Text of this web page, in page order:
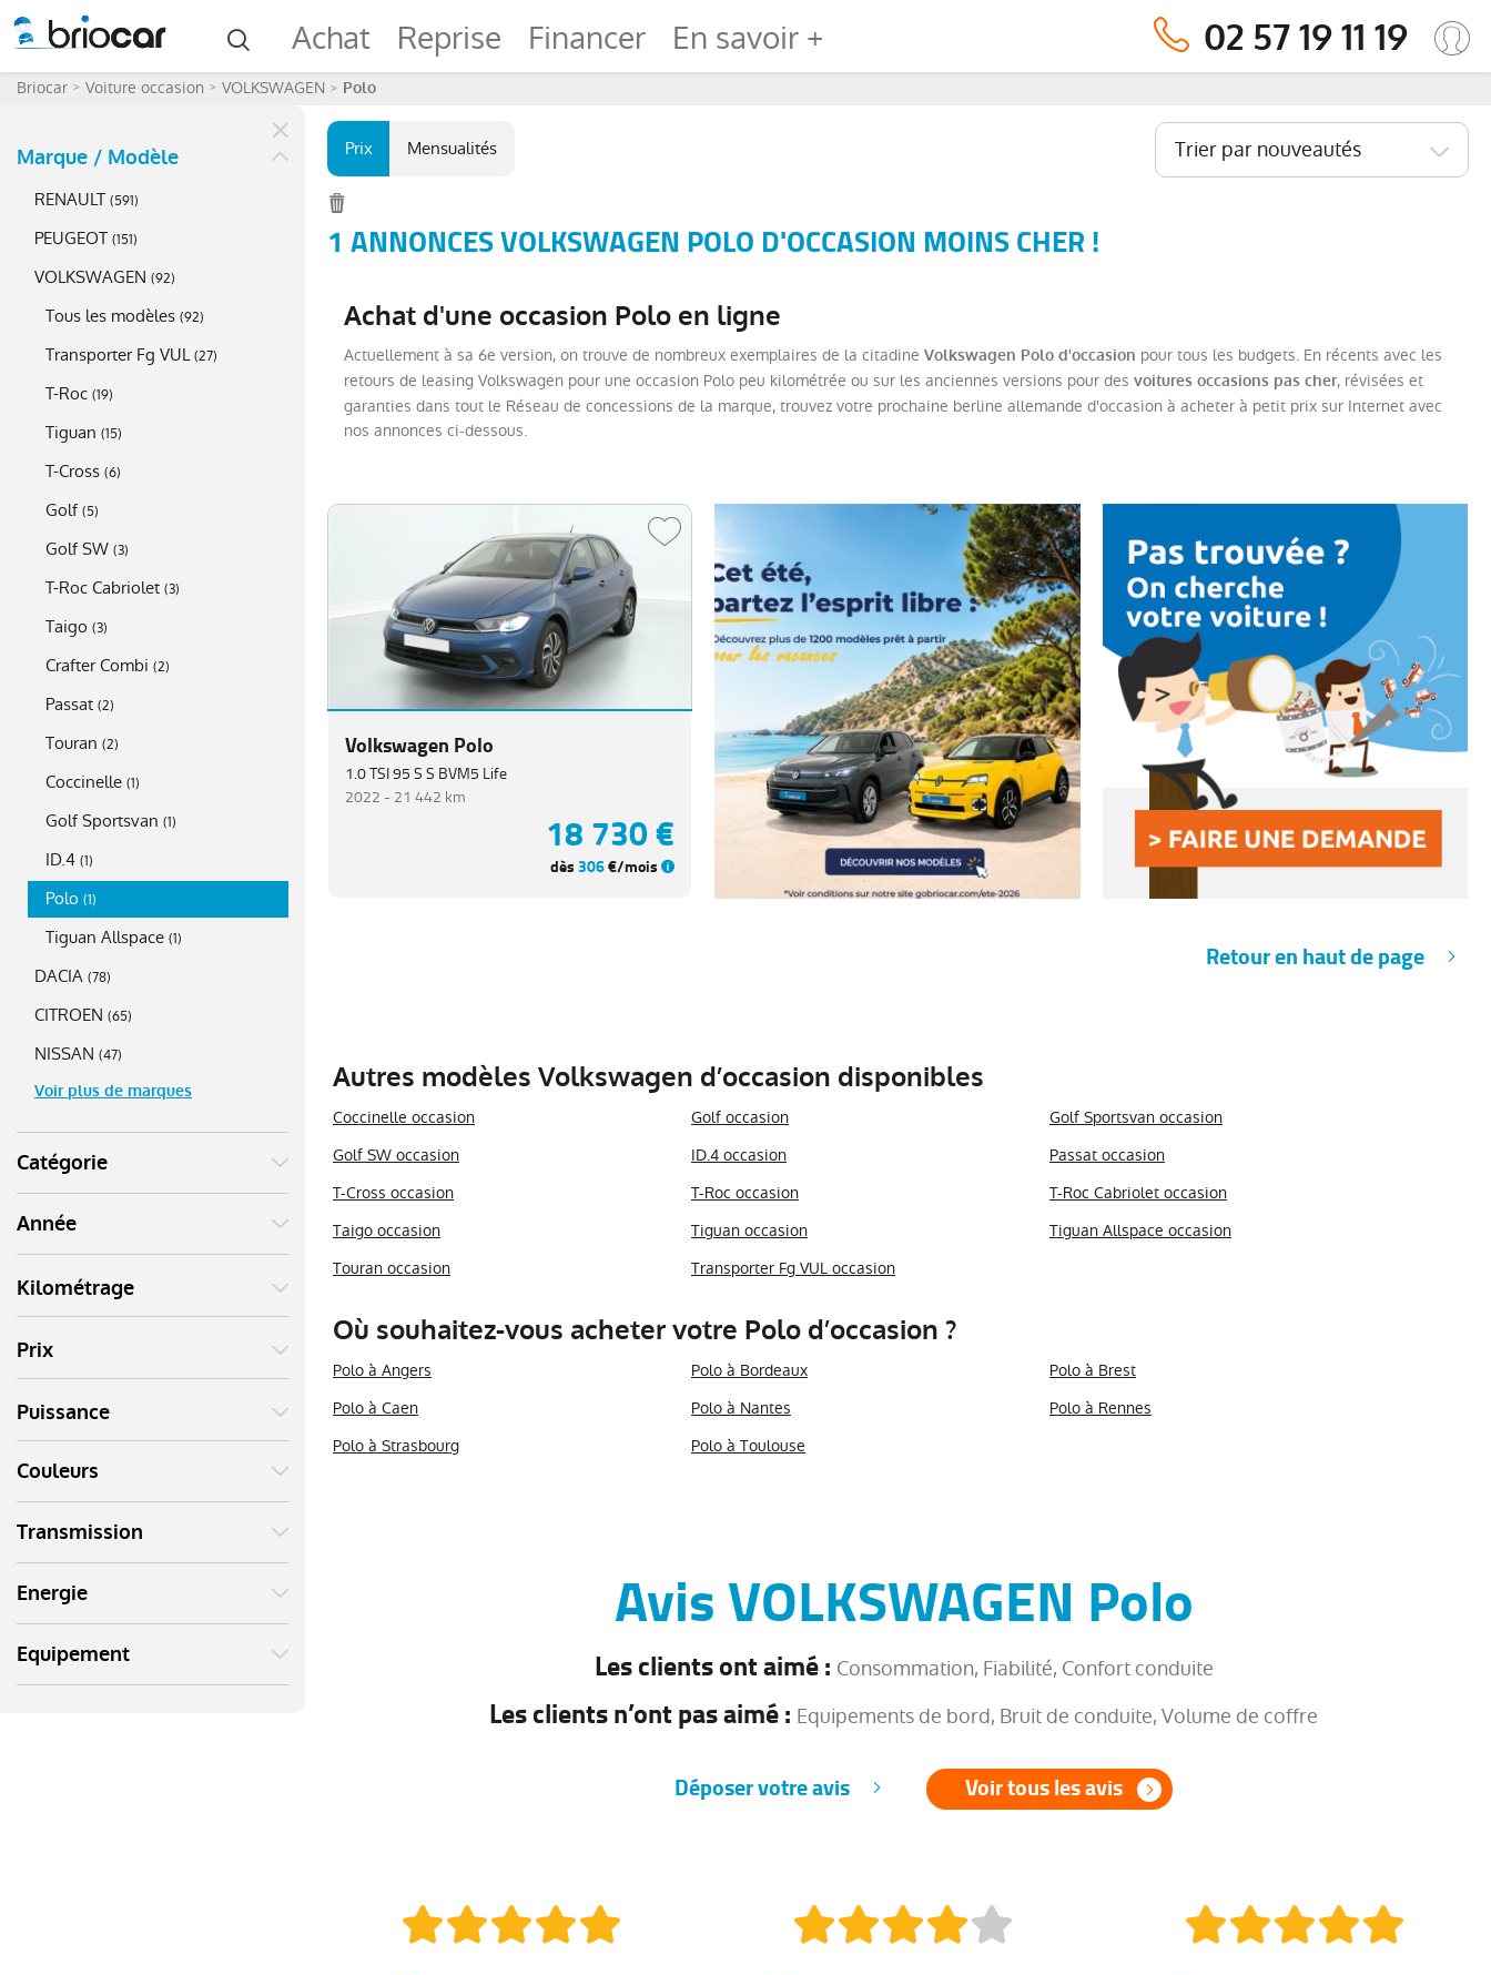
Achat Reprise Financer En savoir + 02 57 19 11 19
Briocar Voiture occasion VOLKSWAGEN Polo
Marque / Modèle
RENAULT (591)
PEUGEOT (151)
VOLKSWAGEN (92)
Tous les modèles (92)
Transporter Fg VUL (27)
T-Roc (19)
Tiguan (15)
T-Cross (6)
Golf (5)
Golf SW (3)
T-Roc Cabriolet (3)
Taigo (3)
Crafter Combi (2)
Passat (2)
Touran (2)
Coccinelle (1)
Golf Sportsvan (1)
ID.4 (1)
Polo (1)
Tiguan Allspace (1)
DACIA (78)
CITROEN (65)
NISSAN (47)
Voir plus de marques
Catégorie
Année
Kilométrage
Prix
Puissance
Couleurs
Transmission
Energie
Equipement
Prix Mensualités Trier par nouveautés
1 ANNONCES VOLKSWAGEN POLO D'OCCASION MOINS CHER !
Achat d'une occasion Polo en ligne
Actuellement à sa 6e version, on trouve de nombreux exemplaires de la citadine Volkswagen Polo d'occasion pour tous les budgets. En récents avec les
retours de leasing Volkswagen pour une occasion Polo peu kilométrée ou sur les anciennes versions pour des voitures occasions pas cher, révisées et
garanties dans tout le Réseau de concessions de la marque, trouvez votre prochaine berline allemande d'occasion à acheter à petit prix sur Internet avec
nos annonces ci-dessous.
Volkswagen Polo
1.0 TSI 95 S S BVM5 Life
2022 -21 442 km
18 730 €
dès306€/mois
Retour en haut de page
Autres modèles Volkswagen d’occasion disponibles
Coccinelle occasion Golf occasion
Golf Sportsvan occasion
Golf SW occasion
ID.4 occasion
Passat occasion
T-Cross occasion
T-Roc occasion
T-Roc Cabriolet occasion
Taigo occasion
Tiguan occasion
Tiguan Allspace occasion
Touran occasion
Transporter Fg VUL occasion
Où souhaitez-vous acheter votre Polo d’occasion ?
Polo à Angers Polo à Bordeaux
Polo à Brest
Polo à Caen
Polo à Nantes
Polo à Rennes
Polo à Strasbourg
Polo à Toulouse
Avis VOLKSWAGEN Polo
Les clients ont aimé : Consommation, Fiabilité, Confort conduite
Les clients n’ont pas aimé : Equipements de bord, Bruit de conduite, Volume de coffre
Déposer votre avis Voir tous les avis